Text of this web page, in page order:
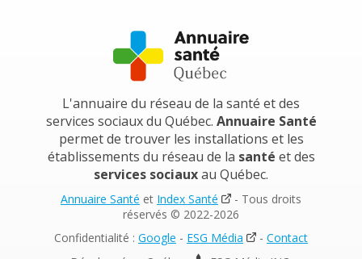
L'annuaire du réseau de la santé et des
services sociaux du Québec. Annuaire Santé
permet de trouver les installations et les
établissements du réseau de la santé et des
services sociauxau Québec.
Annuaire Santé et Index Santé
- Tous droits
réservés © 2022-2026
Confidentialité : Google - ESG Média - Contact